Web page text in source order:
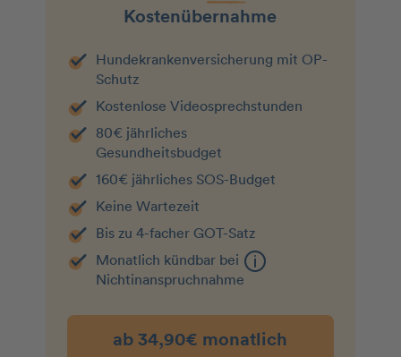
Kostenübernahme
Hundekranken­­versicherung mit OP-
Schutz
Kostenlose Videosprechstunden
80€ jährliches
Gesundheitsbudget
160€ jährliches SOS-Budget
Keine Wartezeit
Bis zu 4-facher GOT-Satz
Monatlich kündbar bei
Nichtin­an­spruchnahme
ab 34,90€ monatlich